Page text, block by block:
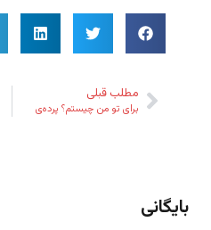
مطلب قبلی
برای تو من چیستم؟ پرده‌ی
بایگانی